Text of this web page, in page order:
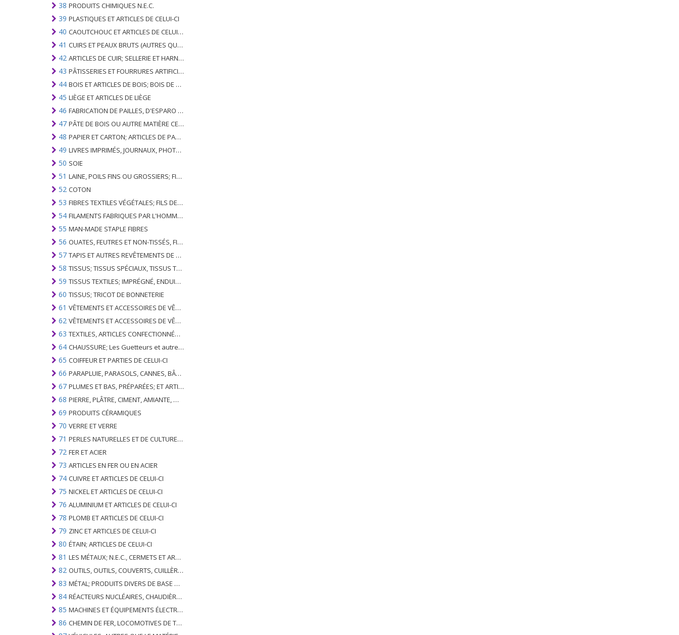
38 PRODUITS CHIMIQUES N.E.C.
39 PLASTIQUES ET ARTICLES DE CELUI-CI
40 CAOUTCHOUC ET ARTICLES DE CELUI-CI
41 CUIRS ET PEAUX BRUTS (AUTRES QUE PÂTEAUX) ET CUIR
42 ARTICLES DE CUIR; SELLERIE ET ​​HARNAIS; ARTICLES DE VOYAGE, SACS À MAIN ET RÉCIPIENTS ANALOGUES; ARTICLES DE GUT ANIMAL (AUTRE QUE GUT DE SOIE-VERT)
43 PÂTISSERIES ET FOURRURES ARTIFICIELLES; FABRICATION DE CELLES-CI
44 BOIS ET ARTICLES DE BOIS; BOIS DE CHARBON
45 LIÈGE ET ARTICLES DE LIÈGE
46 FABRICATION DE PAILLES, D'ESPARO OU D'AUTRES MATÉRIAUX DE COULÉE; BASKETWARE ET WICKERWORK
47 PÂTE DE BOIS OU AUTRE MATIÈRE CELLULOSIQUE FIBREUSE; PAPIER OU CARTON RÉCUPÉRÉ (DÉCHETS ET DÉCHETS)
48 PAPIER ET CARTON; ARTICLES DE PATE A PAPIER, DE PAPIER OU DE CARTON
49 LIVRES IMPRIMÉS, JOURNAUX, PHOTOS ET AUTRES PRODUITS DE L'INDUSTRIE DE L'IMPRIMERIE; MANUSCRITS, TYPESCRIPTS ET PLANS
50 SOIE
51 LAINE, POILS FINS OU GROSSIERS; FIL DE CHEVAL ET TISSU TISSÉ
52 COTON
53 FIBRES TEXTILES VÉGÉTALES; FILS DE PAPIER ET TISSUS DE FILS DE PAPIER
54 FILAMENTS FABRIQUES PAR L'HOMME; BANDES ET SIMILAIRES DE MATIERES TEXTILES SYNTHETIQUES
55 MAN-MADE STAPLE FIBRES
56 OUATES, FEUTRES ET NON-TISSÉS, FILS SPÉCIAUX; FICELLES, CORDES, CORDES, CÂBLES ET ARTICLES ASSOCIÉS
57 TAPIS ET AUTRES REVÊTEMENTS DE SOLS TEXTILES
58 TISSUS; TISSUS SPÉCIAUX, TISSUS TEXTILES TUFTED, DENTELLE, TAPISSERIES, GARNITURES, BRODERIES
59 TISSUS TEXTILES; IMPRÉGNÉ, ENDUIT, COUVERT OU LAMINÉ; ARTICLES TEXTILES D'UN TYPE ADAPTÉ À L'USAGE INDUSTRIEL
60 TISSUS; TRICOT DE BONNETERIE
61 VÊTEMENTS ET ACCESSOIRES DE VÊTEMENTS; TRICOT DE BONNETERIE
62 VÊTEMENTS ET ACCESSOIRES DE VÊTEMENTS; NON BONNETERIE
63 TEXTILES, ARTICLES CONFECTIONNÉS; SETS; VÊTEMENTS PORTÉS ET ARTICLES TEXTILES USÉS; RAGS
64 CHAUSSURE; Les Guetteurs et autres; PARTIES DE CES ARTICLES
65 COIFFEUR ET PARTIES DE CELUI-CI
66 PARAPLUIE, PARASOLS, CANNES, BÂTONNETS, FOUETS, PLANTES DE CONDUITE; ET LEURS PARTIES
67 PLUMES ET BAS, PRÉPARÉES; ET ARTICLES EN PLUME OU EN BAS; FLEURS ARTIFICIELLES; ARTICLES DE CHEVEUX HUMAINS
68 PIERRE, PLÂTRE, CIMENT, AMIANTE, MICA OU MATÉRIEL SIMILAIRE; ARTICLES DE CELUI-CI
69 PRODUITS CÉRAMIQUES
70 VERRE ET VERRE
71 PERLES NATURELLES ET DE CULTURE; PIERRES PRÉCIEUSES, SEMI-PRÉCIEUSES; MÉTAUX PRÉCIEUX, PLAQUÉS OU DOUBLÉS DE MÉTAUX PRÉCIEUX ET OUVRAGES EN CES MATIÈRES; IMITATION BIJOUTERIE; PIÈCE DE MONNAIE
72 FER ET ACIER
73 ARTICLES EN FER OU EN ACIER
74 CUIVRE ET ARTICLES DE CELUI-CI
75 NICKEL ET ARTICLES DE CELUI-CI
76 ALUMINIUM ET ARTICLES DE CELUI-CI
78 PLOMB ET ARTICLES DE CELUI-CI
79 ZINC ET ARTICLES DE CELUI-CI
80 ÉTAIN; ARTICLES DE CELUI-CI
81 LES MÉTAUX; N.E.C., CERMETS ET ARTICLES DE CELUI-CI
82 OUTILS, OUTILS, COUVERTS, CUILLÈRES ET FOURCHES DE MÉTAUX DE BASE; PARTIES DE CELLES-CI, EN METAL DE BASE
83 MÉTAL; PRODUITS DIVERS DE BASE METAL
84 RÉACTEURS NUCLÉAIRES, CHAUDIÈRES, MACHINES ET APPAREILS MÉCANIQUES; PARTIES DE CELLES-CI
85 MACHINES ET ÉQUIPEMENTS ÉLECTRIQUES ET LEURS PARTIES; ENREGISTREURS ET REPRODUCTEURS SONORES; APPAREILS D'ENREGISTREMENT OU DE REPRODUCTION DES IMAGES ET DU SON EN TÉLÉVISION, PIÈCES ET ACCESSOIRES DE TELS ARTICLES
86 CHEMIN DE FER, LOCOMOTIVES DE TRAMWAY, MATÉRIEL ROULANT ET LEURS PARTIES; RACCORDS DE CHEMIN DE FER OU DE TRAMWAY ET RACCORDS ET PIÈCES DE CELLES-CI; ÉQUIPEMENT DE SIGNALISATION DE TRAFIC MÉCANIQUE (Y COMPRIS ÉLECTRO-MÉCANIQUE) DE TOUS TYPES